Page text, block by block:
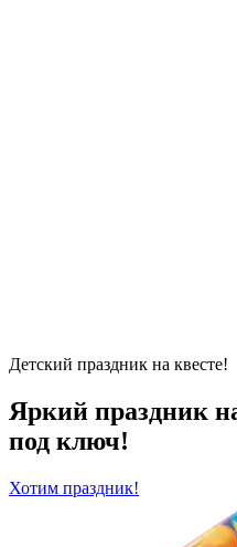
Детский праздник на квесте!
Яркий праздник
под ключ!
Хотим праздник!